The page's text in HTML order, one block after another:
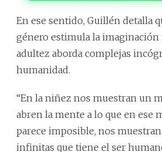
En ese sentido, Guillén detalla
género estimula la imaginación
adultez aborda complejas
humanidad.
“En la niñez nos muestran un
abren la mente a lo que en ese
parece imposible, nos
infinitas que tiene el ser